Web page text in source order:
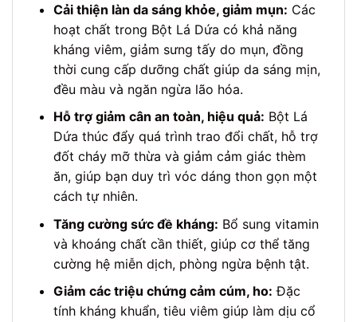
Cải thiện làn da sáng khỏe, giảm mụn: Các
hoạt chất trong Bột Lá Dứa có khả năng
kháng viêm, giảm sưng tấy do mụn, đồng
thời cung cấp dưỡng chất giúp da sáng mịn,
đều màu và ngăn ngừa lão hóa.
Hỗ trợ giảm cân an toàn, hiệu quả: Bột Lá
Dứa thúc đẩy quá trình trao đổi chất, hỗ trợ
đốt cháy mỡ thừa và giảm cảm giác thèm
ăn, giúp bạn duy trì vóc dáng thon gọn một
cách tự nhiên.
Tăng cường sức đề kháng: Bổ sung vitamin
và khoáng chất cần thiết, giúp cơ thể tăng
cường hệ miễn dịch, phòng ngừa bệnh tật.
Giảm các triệu chứng cảm cúm, ho: Đặc
tính kháng khuẩn, tiêu viêm giúp làm dịu cổ